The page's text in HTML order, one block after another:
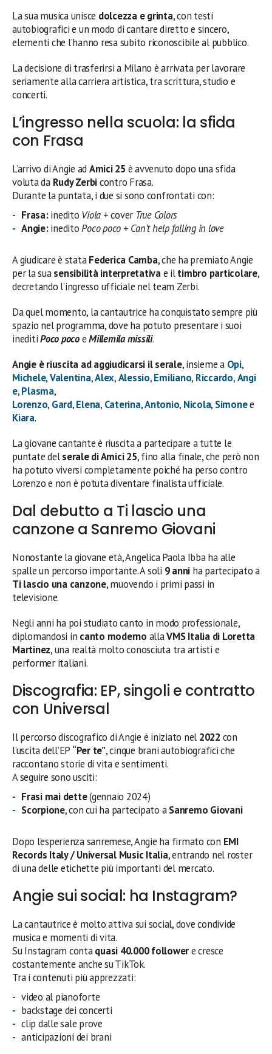
La sua musica unisce dolcezza e grinta, con testi
autobiografici e un modo di cantare diretto e sincero,
elementi che l’hanno resa subito riconoscibile al pubblico.
La decisione di trasferirsi a Milano è arrivata per lavorare
seriamente alla carriera artistica, tra scrittura, studio e
concerti.
L’ingresso nella scuola: la sfida
con Frasa
L’arrivo di Angie adAmici 25 è avvenuto dopo una sfida
voluta da Rudy Zerbicontro Frasa.
Durante la puntata, i due si sono confrontati con:
Frasa:inedito Viola + cover True Colors
Angie:ineditoPoco poco + Can’t help falling in love
A giudicare è stataFederica Camba, che ha premiato Angie
per la suasensibilità interpretativae iltimbro particolare,
decretando l’ingresso ufficiale nel team Zerbi.
Da quel momento, la cantautrice ha conquistato sempre più
spazio nel programma, dove ha potuto presentare i suoi
ineditiPoco pocoeMillemila missili.
Angie è riuscita ad aggiudicarsi il serale, insieme a Opi,
Michele,Valentina,Alex,Alessio,Emiliano, Riccardo,Angi
e,Plasma,
Lorenzo, Gard,Elena, Caterina,Antonio, Nicola, Simonee
Kiara.
La giovane cantante è riuscita a partecipare a tutte le
puntate delserale di Amici 25, fino alla finale, che però non
ha potuto viversi completamente poiché ha perso contro
Lorenzo e non è potuta diventare finalista ufficiale.
Dal debutto a Ti lascio una
canzone a Sanremo Giovani
Nonostante la giovane età, Angelica Paola Ibba ha alle
spalle un percorso importante. A soli 9 anni ha partecipato a
Ti lascio una canzone, muovendo i primi passi in
televisione.
Negli anni ha poi studiato canto in modo professionale,
diplomandosi in canto moderno allaVMS Italia di Loretta
Martinez, una realtà molto conosciuta tra artisti e
performer italiani.
Discografia: EP, singoli e contratto
con Universal
Il percorso discografico di Angie è iniziato nel 2022 con
l’uscita dell’EP “Per te”, cinque brani autobiografici che
raccontano storie di vita e sentimenti.
A seguire sono usciti:
Frasi mai dette(gennaio 2024)
Scorpione, con cui ha partecipato aSanremo Giovani
Dopo l’esperienza sanremese, Angie ha firmato con EMI
Records Italy / Universal Music Italia, entrando nel roster
di una delle etichette più importanti del mercato.
Angie sui social: ha Instagram?
La cantautrice è molto attiva sui social, dove condivide
musica e momenti di vita.
Su Instagram contaquasi 40.000 followere cresce
costantemente anche su TikTok.
Tra i contenuti più apprezzati:
video al pianoforte
backstage dei concerti
clip dalle sale prove
anticipazioni dei brani